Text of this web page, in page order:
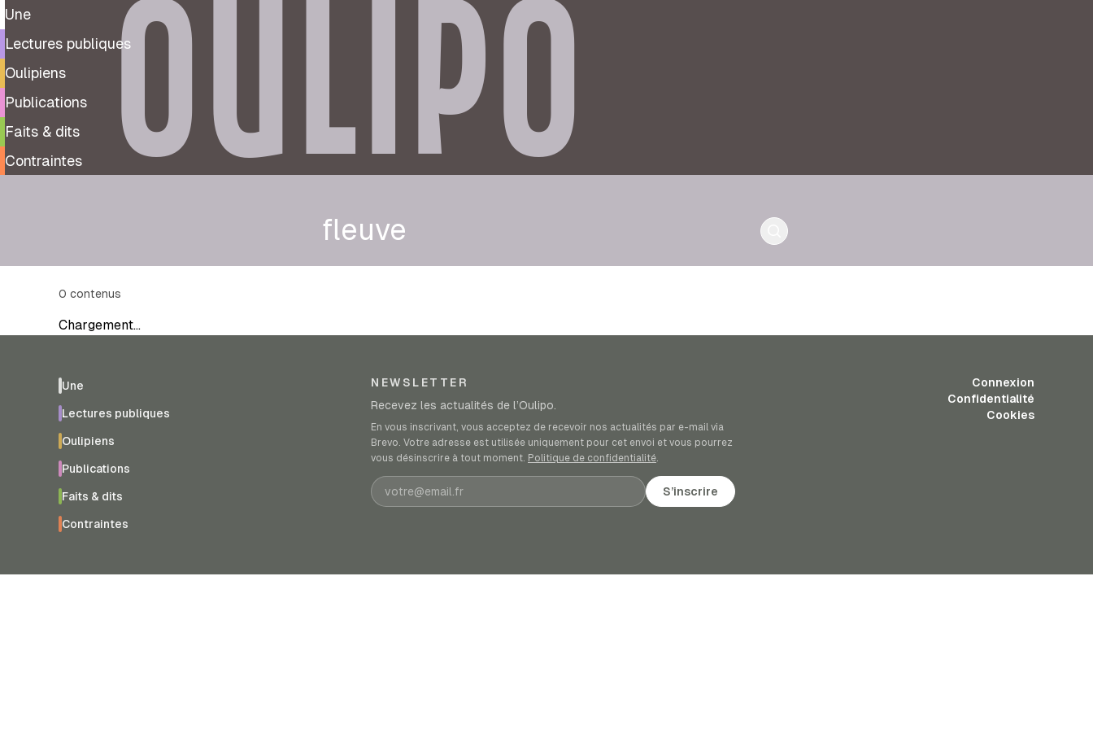
Une
Lectures publiques
Oulipiens
Publications
Faits & dits
Contraintes
OULIPO
fleuve
0 contenus
Chargement…
Une
Lectures publiques
Oulipiens
Publications
Faits & dits
Contraintes
NEWSLETTER
Recevez les actualités de l’Oulipo.
En vous inscrivant, vous acceptez de recevoir nos actualités par e-mail via
Brevo. Votre adresse est utilisée uniquement pour cet envoi et vous pourrez
vous désinscrire à tout moment. Politique de confidentialité.
Adresse e-mail S’inscrire
Connexion
Confidentialité
Cookies